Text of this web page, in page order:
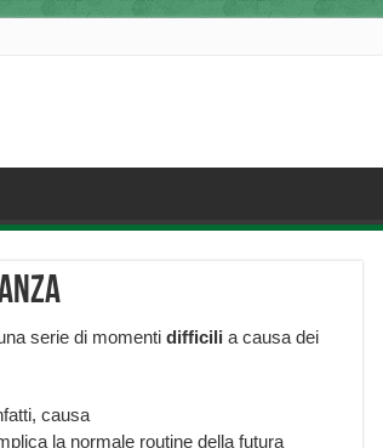
serie di momenti difficili a causa dei
causa
la normale routine della futura